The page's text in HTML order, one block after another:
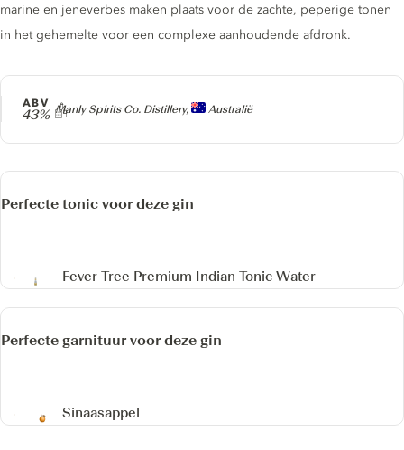
Producer
Manly Spirits Co. Distillery, Australië
ABV
43%
marine en jeneverbes maken plaats voor de zachte, peperige tonen
in het gehemelte voor een complexe aanhoudende afdronk.
Perfecte tonic voor deze gin
Fever Tree Premium Indian Tonic Water
Perfecte garnituur voor deze gin
Sinaasappel